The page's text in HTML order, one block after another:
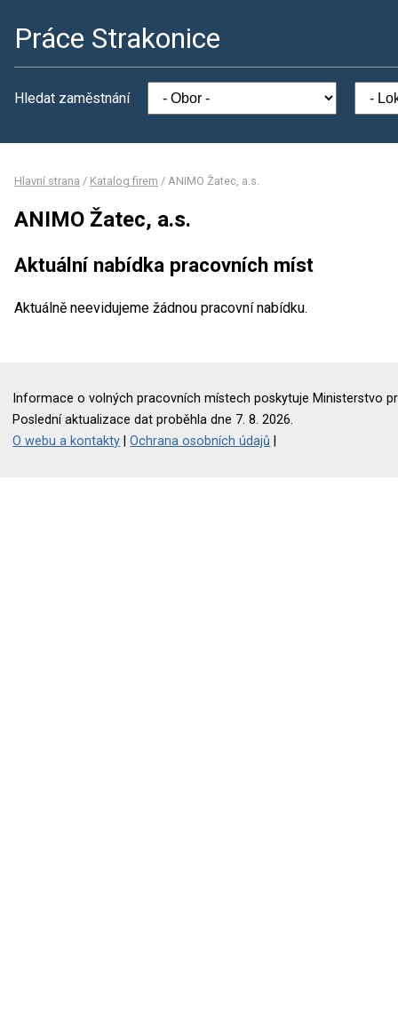
Práce Strakonice
Hledat zaměstnání
Hlavní strana / Katalog firem / ANIMO Žatec, a.s.
ANIMO Žatec, a.s.
Aktuální nabídka pracovních míst
Aktuálně neevidujeme žádnou pracovní nabídku.
Informace o volných pracovních místech poskytuje Ministerstvo
Poslední aktualizace dat proběhla dne 7. 8. 2026.
O webu a kontakty |Ochrana osobních údajů